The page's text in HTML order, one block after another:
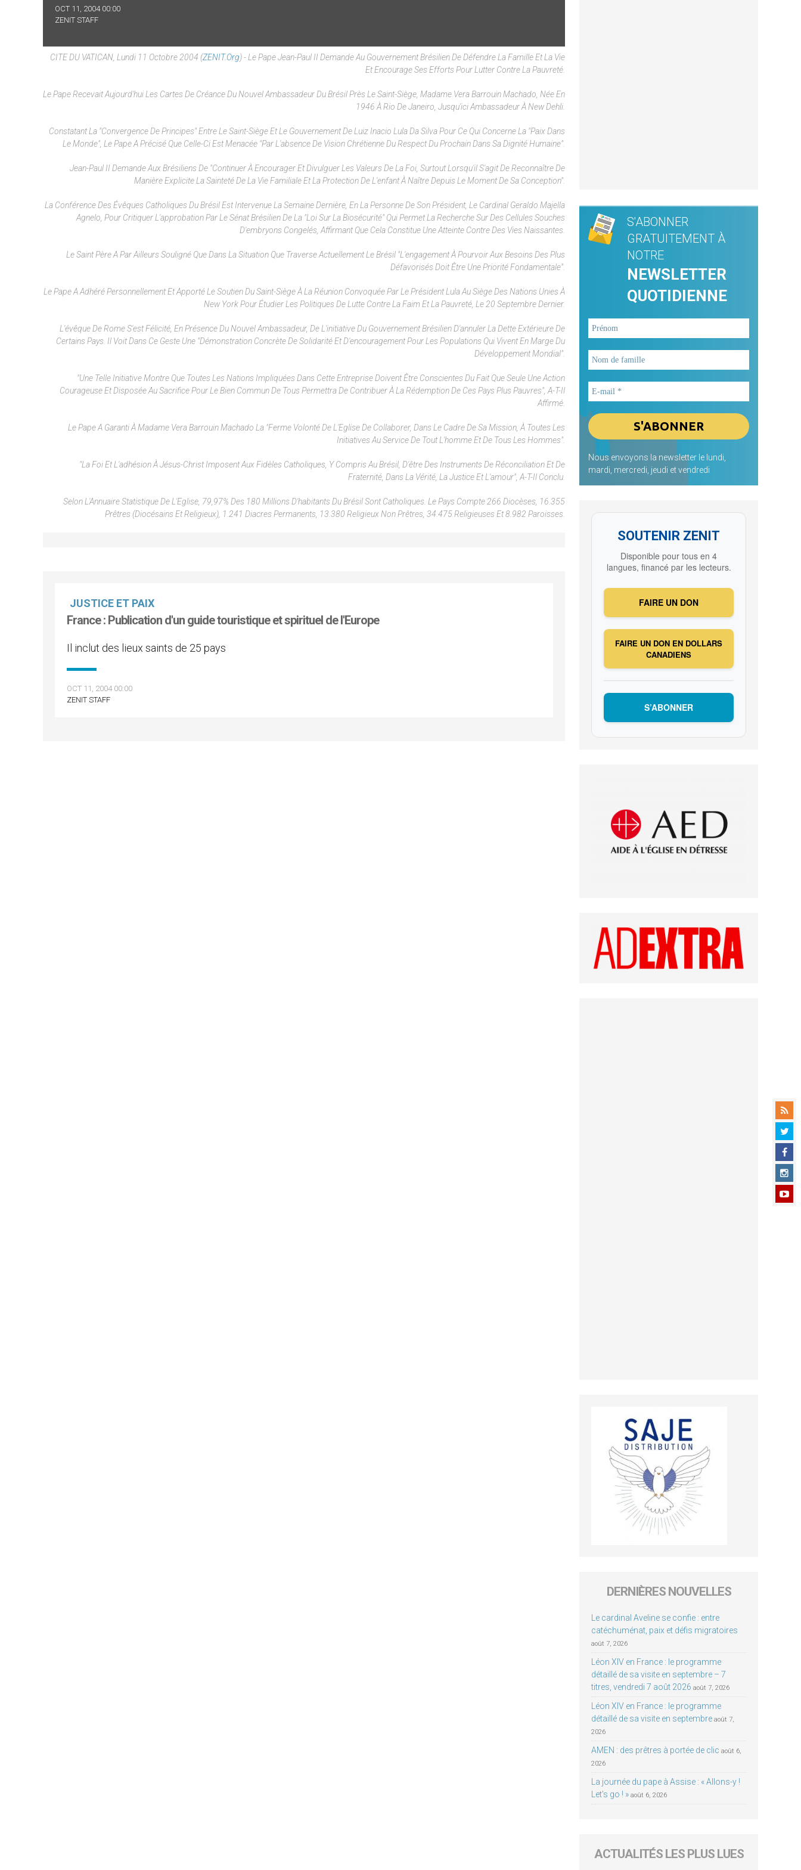
OCT 11, 2004 00:00
ZENIT STAFF
CITE DU VATICAN, Lundi 11 Octobre 2004 (ZENIT.org) - Le Pape Jean-Paul II Demande Au Gouvernement Brésilien De Défendre La Famille Et La Vie
Et Encourage Ses Efforts Pour Lutter Contre La Pauvreté.
Le Pape Recevait Aujourd'hui Les Cartes De Créance Du Nouvel Ambassadeur Du Brésil Près Le Saint-Siège, Madame Vera Barrouin Machado, Née En
1946 À Rio De Janeiro, Jusqu'ici Ambassadeur À New Dehli.
Constatant La "convergence De Principes" Entre Le Saint-Siège Et Le Gouvernement De Luiz Inacio Lula Da Silva Pour Ce Qui Concerne La "paix Dans
Le Monde", Le Pape A Précisé Que Celle-Ci Est Menacée "par L'absence De Vision Chrétienne Du Respect Du Prochain Dans Sa Dignité Humaine".
Jean-Paul II Demande Aux Brésiliens De "continuer À Encourager Et Divulguer Les Valeurs De La Foi, Surtout Lorsqu'il S'agit De Reconnaître De
Manière Explicite La Sainteté De La Vie Familiale Et La Protection De L'enfant À Naître Depuis Le Moment De Sa Conception".
La Conférence Des Évêques Catholiques Du Brésil Est Intervenue La Semaine Dernière, En La Personne De Son Président, Le Cardinal Geraldo Majella
Agnelo, Pour Critiquer L'approbation Par Le Sénat Brésilien De La "Loi Sur La Biosécurité" Qui Permet La Recherche Sur Des Cellules Souches
D'embryons Congelés, Affirmant Que Cela Constitue Une Atteinte Contre Des Vies Naissantes.
Le Saint Père A Par Ailleurs Souligné Que Dans La Situation Que Traverse Actuellement Le Brésil "l'engagement À Pourvoir Aux Besoins Des Plus
Défavorisés Doit Être Une Priorité Fondamentale".
Le Pape A Adhéré Personnellement Et Apporté Le Soutien Du Saint-Siège À La Réunion Convoquée Par Le Président Lula Au Siège Des Nations Unies À
New York Pour Étudier Les Politiques De Lutte Contre La Faim Et La Pauvreté, Le 20 Septembre Dernier.
L'évêque De Rome S'est Félicité, En Présence Du Nouvel Ambassadeur, De L'initiative Du Gouvernement Brésilien D'annuler La Dette Extérieure De
Certains Pays. Il Voit Dans Ce Geste Une "démonstration Concrète De Solidarité Et D'encouragement Pour Les Populations Qui Vivent En Marge Du
Développement Mondial".
"Une Telle Initiative Montre Que Toutes Les Nations Impliquées Dans Cette Entreprise Doivent Être Conscientes Du Fait Que Seule Une Action
Courageuse Et Disposée Au Sacrifice Pour Le Bien Commun De Tous Permettra De Contribuer À La Rédemption De Ces Pays Plus Pauvres", A-T-Il
Affirmé.
Le Pape A Garanti À Madame Vera Barrouin Machado La "ferme Volonté De L'Eglise De Collaborer, Dans Le Cadre De Sa Mission, À Toutes Les
Initiatives Au Service De Tout L'homme Et De Tous Les Hommes".
"La Foi Et L'adhésion À Jésus-Christ Imposent Aux Fidèles Catholiques, Y Compris Au Brésil, D'être Des Instruments De Réconciliation Et De
Fraternité, Dans La Vérité, La Justice Et L'amour", A-T-Il Conclu.
Selon L'Annuaire Statistique De L'Eglise, 79,97% Des 180 Millions D'habitants Du Brésil Sont Catholiques. Le Pays Compte 266 Diocèses, 16.355
Prêtres (diocésains Et Religieux), 1.241 Diacres Permanents, 13.380 Religieux Non Prêtres, 34.475 Religieuses Et 8.982 Paroisses.
JUSTICE ET PAIX
France : Publication d'un guide touristique et spirituel de l'Europe
Il inclut des lieux saints de 25 pays
OCT 11, 2004 00:00
ZENIT STAFF
S'ABONNER
GRATUITEMENT À
NOTRE
NEWSLETTER
QUOTIDIENNE
Nous envoyons la newsletter le lundi,
mardi, mercredi, jeudi et vendredi
SOUTENIR ZENIT
Disponible pour tous en 4
langues, financé par les lecteurs.
FAIRE UN DON
FAIRE UN DON EN DOLLARS
CANADIENS
S’ABONNER
DERNIÈRES NOUVELLES
Le cardinal Aveline se confie : entre
catéchuménat, paix et défis migratoires
août 7, 2026
Léon XIV en France : le programme
détaillé de sa visite en septembre – 7
titres, vendredi 7 août 2026 août 7, 2026
Léon XIV en France : le programme
détaillé de sa visite en septembre août 7,
2026
AMEN : des prêtres à portée de clic août 6,
2026
La journée du pape à Assise : « Allons-y !
Let’s go ! » août 6, 2026
ACTUALITÉS LES PLUS LUES